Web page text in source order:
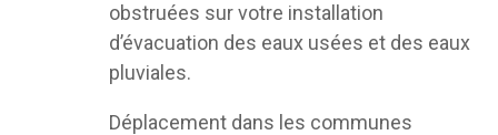
obstruées sur votre installation
d’évacuation des eaux usées et des eaux
pluviales.
Déplacement dans les communes